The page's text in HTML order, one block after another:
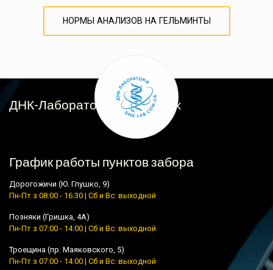
НОРМЫ АНАЛИЗОВ НА ГЕЛЬМИНТЫ
ДНК-Лабораторія у Facebook
График работы пунктов забора
Дорогожичи (Ю. Глушко, 9)
Пн-Пт з 08:00 - 16:30 | Сб и Вс: выходной
Позняки (Гришка, 4А)
Пн-Пт з 07:00 - 14:00 | Сб и Вс: выходной
Троещина (пр. Маяковского, 5)
Пн-Пт з 07:00 - 14:00 | Сб и Вс: выходной